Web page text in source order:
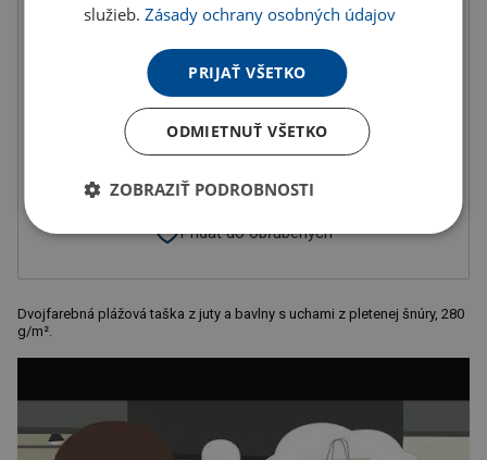
Nie je skladom
Do košíka
Doručenie Možnosti doručenia »
Pridať do obľúbených
Dvojfarebná plážová taška z juty a bavlny s uchami z pletenej šnúry, 280
g/m².
služieb.Zásady ochrany osobných údajov
PRIJAŤ VŠETKO
ODMIETNUŤ VŠETKO
ZOBRAZIŤ PODROBNOSTI